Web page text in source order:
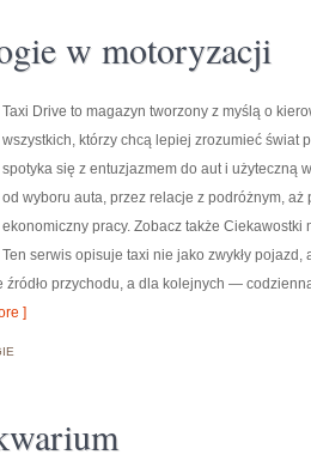
w motoryzacji
Taxi Drive to magazyn tworzony z myślą o
wszystkich, którzy chcą lepiej zrozumieć świat
spotyka się z entuzjazmem do aut i użyteczną
od wyboru auta, przez relacje z podróżnym,
ekonomiczny pracy. Zobacz także
Ten serwis opisuje taxi nie jako zwykły
przychodu, a dla kolejnych —
]